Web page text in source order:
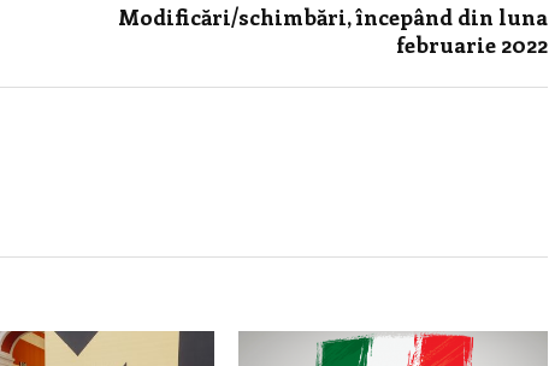
Modificări/schimbări, începând din luna
februarie 2022